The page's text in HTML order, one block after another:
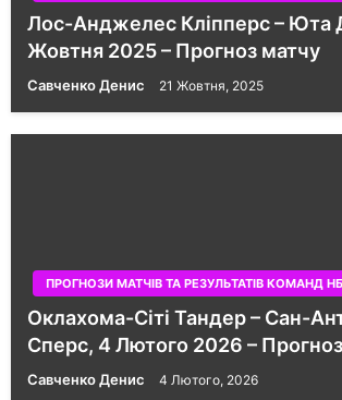
Лос-Анджелес Кліпперс – Юта
Жовтня 2025 – Прогноз матчу
Савченко Денис 21 Жовтня, 2025
ПРОГНОЗИ МАТЧІВ ТА РЕЗУЛЬТАТІВ КОМАНД
Оклахома-Сіті Тандер – Сан-
Сперс, 4 Лютого 2026 –
Савченко Денис 4 Лютого, 2026